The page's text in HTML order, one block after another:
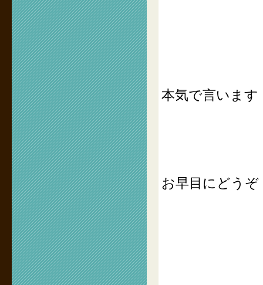
本気で言います
お早目にどうぞ